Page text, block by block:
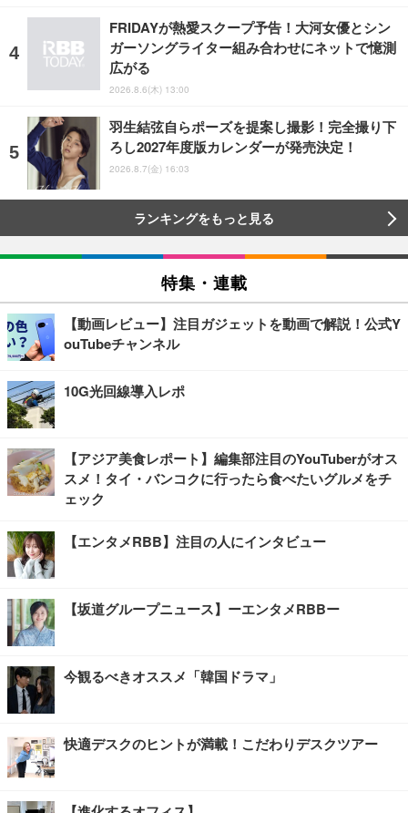
FRIDAYが熱愛スクープ予告！大河女優とシン
ガーソングライター組み合わせにネットで憶測
広がる
2026.8.6(木) 13:00
羽生結弦自らポーズを提案し撮影！完全撮り下
ろし2027年度版カレンダーが発売決定！
2026.8.7(金) 16:03
ランキングをもっと見る
特集・連載
【動画レビュー】注目ガジェットを動画で解説！公式Y
ouTubeチャンネル
10G光回線導入レポ
【アジア美食レポート】編集部注目のYouTuberがオス
スメ！タイ・バンコクに行ったら食べたいグルメをチ
ェック
【エンタメRBB】注目の人にインタビュー
【坂道グループニュース】ーエンタメRBBー
今観るべきオススメ「韓国ドラマ」
快適デスクのヒントが満載！こだわりデスクツアー